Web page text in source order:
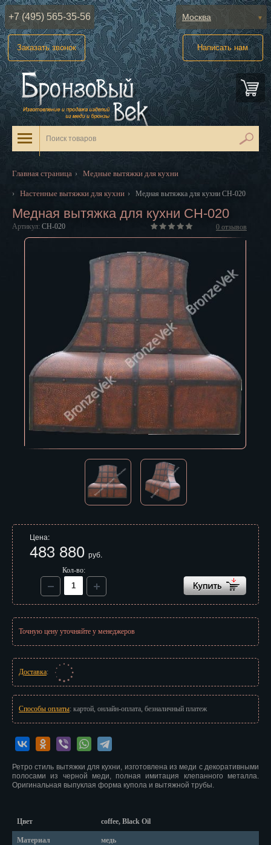
+7 (495) 565-35-56 Москва
Абакан
Анадырь
Архангельск
Астрахань
Благовещенск
Великий Новгород
Владивосток
Владикавказ
Владимир
Волгоград
Вологда
Горно-Алтайск
Екатеринбург
Зеленоград
Иркутск
Казань
Калуга
Кострома
Краснодар
Заказать звонок Написать нам
Главная страница › Медные вытяжки для кухни
› Настенные вытяжки для кухни › Медная вытяжка для кухни CH-020
Медная вытяжка для кухни CH-020
Артикул: CH-020 0 отзывов
Цена:
483 880 руб.
Кол-во:
Точную цену уточняйте у менеджеров
Доставка:
Способы оплаты: картой, онлайн-оплата, безналичный платеж
Ретро стиль вытяжки для кухни, изготовлена из меди с декоративными
полосами из черной меди, полная имитация клепанного металла.
Оригинальная выпуклая форма купола и вытяжной трубы.
Цвет coffee, Black Oil
Материал медь